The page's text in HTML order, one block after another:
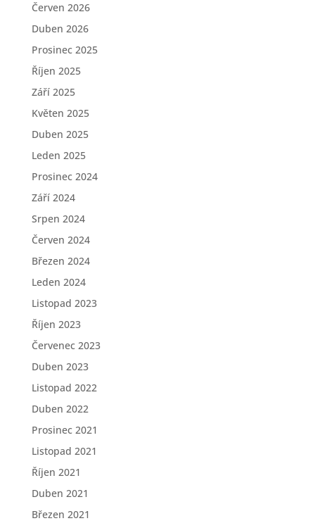
Červen 2026
Duben 2026
Prosinec 2025
Říjen 2025
Září 2025
Květen 2025
Duben 2025
Leden 2025
Prosinec 2024
Září 2024
Srpen 2024
Červen 2024
Březen 2024
Leden 2024
Listopad 2023
Říjen 2023
Červenec 2023
Duben 2023
Listopad 2022
Duben 2022
Prosinec 2021
Listopad 2021
Říjen 2021
Duben 2021
Březen 2021